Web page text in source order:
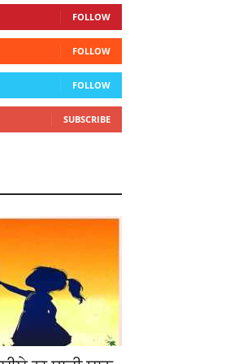
FOLLOW
FOLLOW
FOLLOW
SUBSCRIBE